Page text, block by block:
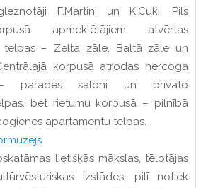
F.Martini un K.Cuki. Pils
apmeklētājiem atvērtas
telpas – Zelta zāle, Baltā zāle un
korpusā atrodas hercoga
– parādes saloni un privāto
bet rietumu korpusā – pilnībā
apartamentu telpas.
lietišķās mākslas, tēlotājas
izstādes, pilī notiek